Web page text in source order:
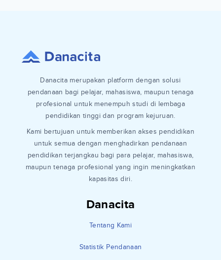
Danacita
Tentang Kami
Statistik Pendanaan
Danacita merupakan platform dengan solusi
pendanaan bagi pelajar, mahasiswa, maupun tenaga
profesional untuk menempuh studi di lembaga
pendidikan tinggi dan program kejuruan.
Kami bertujuan untuk memberikan akses pendidikan
untuk semua dengan menghadirkan pendanaan
pendidikan terjangkau bagi para pelajar, mahasiswa,
maupun tenaga profesional yang ingin meningkatkan
kapasitas diri.